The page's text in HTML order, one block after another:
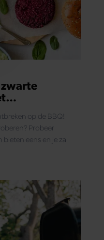
op de BBQ!
Probeer
bieten eens en je zal